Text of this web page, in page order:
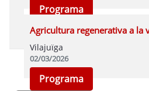
Programa
Agricultura regenerativa a la
Vilajuïga
02/03/2026
Programa